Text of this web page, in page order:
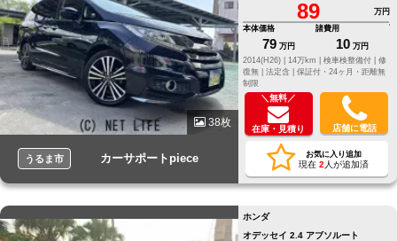
38枚
うるま市 カーサポートpiece
89
万円
本体価格
79 万円
諸費用
10 万円
2014(H26) |
14万km | 検車検整備付 | 修
復無 | 法定含 | 保証付・24ヶ月・距離無
制限
＼無料／
在庫・見積り 店舗に電話
お気に入り追加
現在 2 人が追加済
ホンダ
オデッセイ 2.4 アブソルート